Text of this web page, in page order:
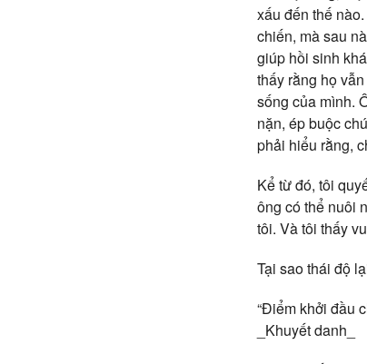
xấu đến thế
chiến, mà sau
giúp hồi sinh
thấy rằng họ
sống của mình.
nặn, ép buộc
phải hiểu rằng,
Kể từ đó, tôi
ông có thể nuôi
tôi. Và tôi thấy
Tại sao thái độ
“Điểm khởi đầu
_Khuyết danh_